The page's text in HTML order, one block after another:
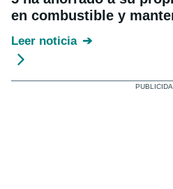
en combustible y
Leer noticia